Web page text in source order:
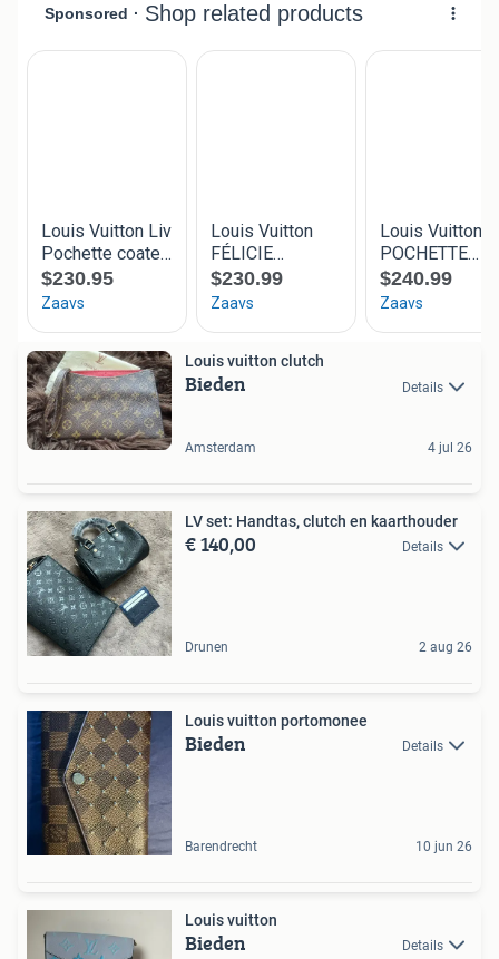
Louis vuitton clutch
Bieden Details
Amsterdam 4 jul 26
LV set: Handtas, clutch en kaarthouder
€ 140,00 Details
Drunen 2 aug 26
Louis vuitton portomonee
Bieden Details
Barendrecht 10 jun 26
Louis vuitton
Bieden Details